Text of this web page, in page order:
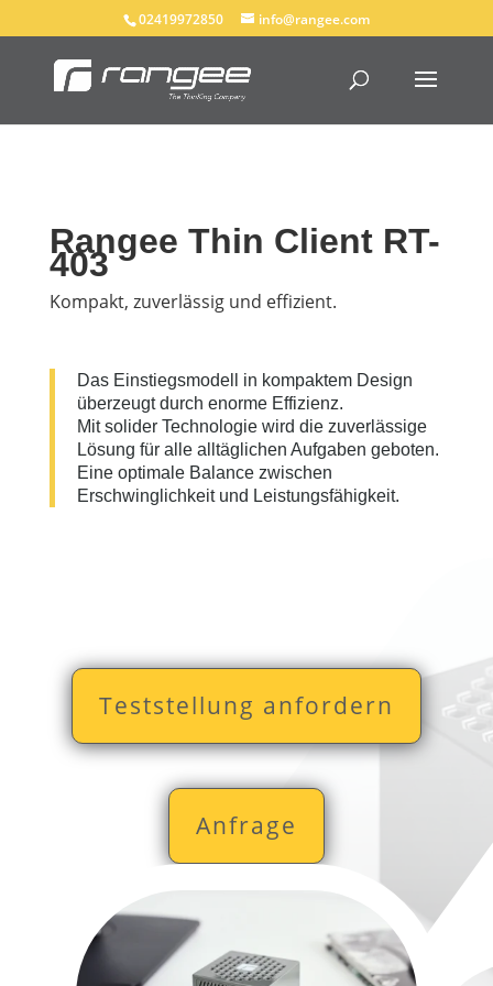
02419972850 info@rangee.com
Rangee Thin Client RT-
403
Kompakt, zuverlässig und effizient.
Das Einstiegsmodell in kompaktem Design
überzeugt durch enorme Effizienz.
Mit solider Technologie wird die zuverlässige
Lösung für alle alltäglichen Aufgaben geboten.
Eine optimale Balance zwischen
Erschwinglichkeit und Leistungsfähigkeit.
Teststellung anfordern
Anfrage